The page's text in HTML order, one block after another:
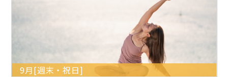
9月[週末・祝日]